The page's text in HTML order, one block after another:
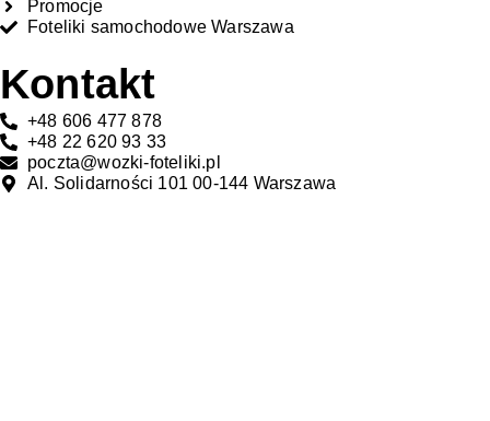
Promocje
Foteliki samochodowe Warszawa
Kontakt
+48 606 477 878
+48 22 620 93 33
poczta@wozki-foteliki.pl
Al. Solidarności 101 00-144 Warszawa